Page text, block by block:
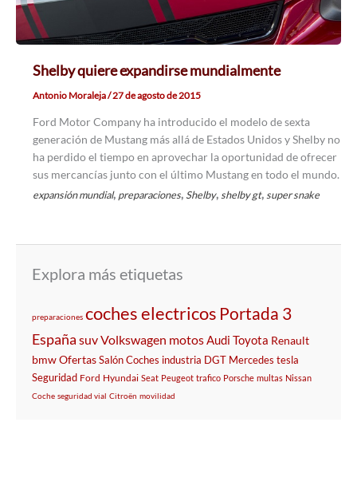
Shelby quiere expandirse mundialmente
Antonio Moraleja/27 de agosto de 2015
Ford Motor Company ha introducido el modelo de sexta
generación de Mustang más allá de Estados Unidos y Shelby no
ha perdido el tiempo en aprovechar la oportunidad de ofrecer
sus mercancías junto con el último Mustang en todo el mundo.
expansión mundial, preparaciones, Shelby, shelby gt, super snake
Explora más etiquetas
preparaciones coches electricos Portada 3
España suvVolkswagen motosAudi Toyota Renault
bmwOfertasSalónCoches industria DGT Mercedes tesla
Seguridad Ford Hyundai Seat Peugeot trafico Porsche multas Nissan
Coche seguridad vial Citroën movilidad